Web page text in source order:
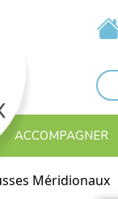
ACCOMPAGNER
Méridionaux